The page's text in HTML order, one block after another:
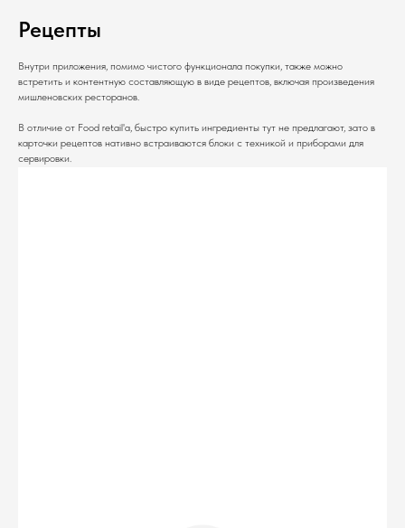
Рецепты
Внутри приложения, помимо чистого функционала покупки, также можно
встретить и контентную составляющую в виде рецептов, включая произведения
мишленовских ресторанов.
В отличие от Food retail'а, быстро купить ингредиенты тут не предлагают, зато в
карточки рецептов нативно встраиваются блоки с техникой и приборами для
сервировки.